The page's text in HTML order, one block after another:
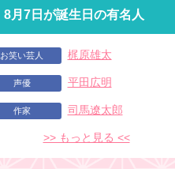
8月7日が誕生日の有名人
お笑い芸人 梶原雄太
声優 平田広明
作家 司馬遼太郎
>> もっと見る <<